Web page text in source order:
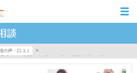
の声・口コミ
>
直しを希望。納得いく形で保障内容を増やすことが